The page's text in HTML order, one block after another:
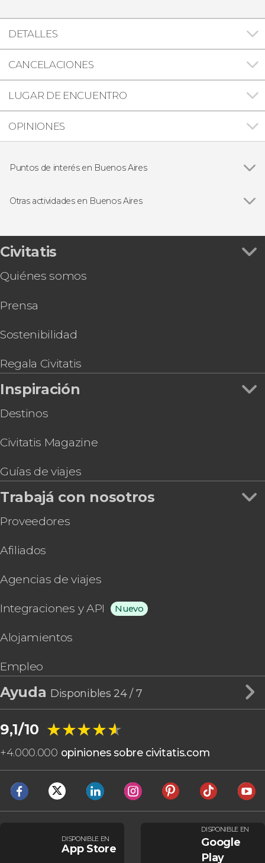
DETALLES
CANCELACIONES
LUGAR DE ENCUENTRO
OPINIONES
Puntos de interés en Buenos Aires
Puerto Madero
La Recoleta
Otras actividades en Buenos Aires
Entrada al Museo River y Estadio Monumental
Espectáculo en Palacio Tango
Experiencia gaucha en San Antonio de Areco
Pub Crawl ¡Tour de fiesta por Buenos Aires!
Entradas al Museo Evita + Desayuno o merienda
Colonia del Sacramento
Civitatis
Quiénes somos
Prensa
Sostenibilidad
Regala Civitatis
Inspiración
Destinos
Civitatis Magazine
Guías de viajes
Trabajá con nosotros
Proveedores
Afiliados
Agencias de viajes
Integraciones y API Nuevo
Alojamientos
Empleo
Ayuda Disponibles 24 / 7
9,1/10 ★★★★★
★★★★★
+4.000.000 opiniones sobre civitatis.com
DISPONIBLE EN
App Store
DISPONIBLE EN
Google
Play